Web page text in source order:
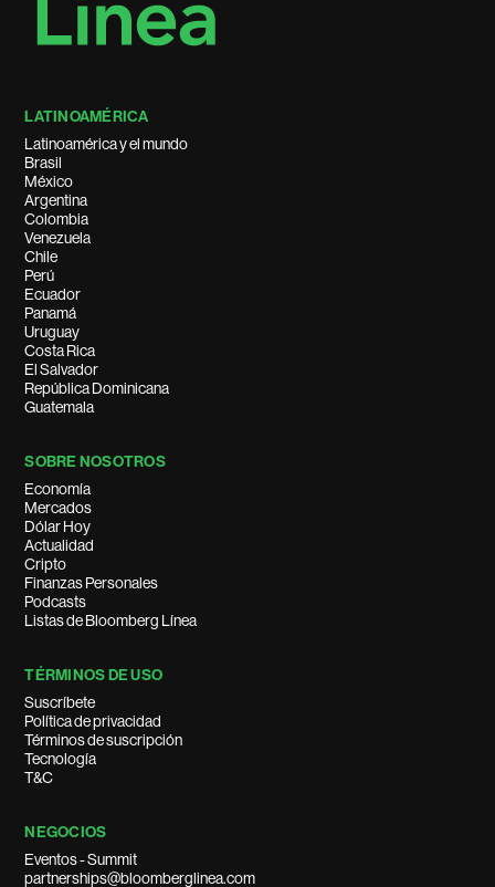
LATINOAMÉRICA
Latinoamérica y el mundo
Brasil
México
Argentina
Colombia
Venezuela
Chile
Perú
Ecuador
Panamá
Uruguay
Costa Rica
El Salvador
República Dominicana
Guatemala
SOBRE NOSOTROS
Economía
Mercados
Dólar Hoy
Actualidad
Cripto
Finanzas Personales
Podcasts
Listas de Bloomberg Línea
TÉRMINOS DE USO
Suscríbete
Política de privacidad
Términos de suscripción
Tecnología
T&C
NEGOCIOS
Eventos - Summit
partnerships@bloomberglinea.com